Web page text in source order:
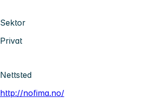
Sektor
Privat
Nettsted
http://nofima.no/